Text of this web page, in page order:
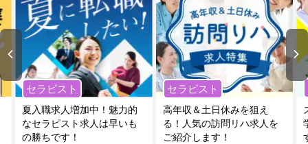
セラピスト
夏入職求人増加中！魅力的
なセラピスト求人は早いも
の勝ちです！
セラピスト
高年収＆土日休みを狙え
る！人気の訪問リハ求人を
ご紹介します！